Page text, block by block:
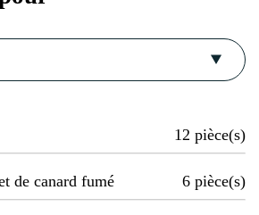
12 pièce(s)
de canard fumé 6 pièce(s)